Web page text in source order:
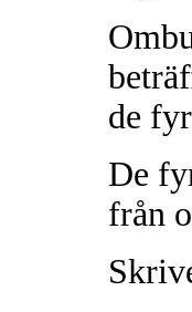
de
De
från